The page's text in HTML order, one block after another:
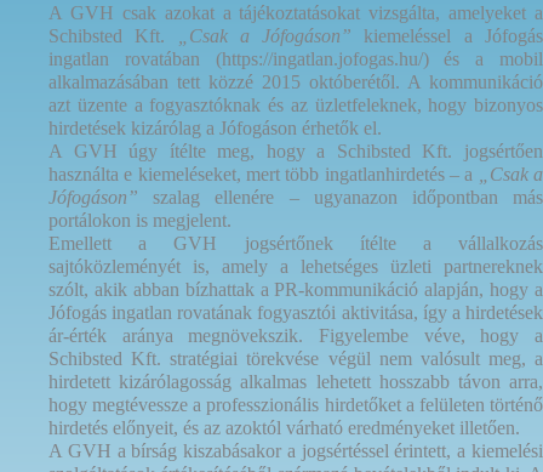
A GVH csak azokat a tájékoztatásokat vizsgálta, amelyeket a
Schibsted Kft. „Csak a Jófogáson” kiemeléssel a Jófogás
ingatlan rovatában (https://ingatlan.jofogas.hu/) és a mobil
alkalmazásában tett közzé 2015 októberétől. A kommunikáció
azt üzente a fogyasztóknak és az üzletfeleknek, hogy bizonyos
hirdetések kizárólag a Jófogáson érhetők el.
A GVH úgy ítélte meg, hogy a Schibsted Kft. jogsértően
használta e kiemeléseket, mert több ingatlanhirdetés – a
„Csak a
Jófogáson” szalag ellenére – ugyanazon időpontban más
portálokon is megjelent.
Emellett a GVH jogsértőnek ítélte a vállalkozás
sajtóközleményét is, amely a lehetséges üzleti partnereknek
szólt, akik abban bízhattak a PR-kommunikáció alapján, hogy a
Jófogás ingatlan rovatának fogyasztói aktivitása, így a hirdetések
ár-érték aránya megnövekszik. Figyelembe véve, hogy a
Schibsted Kft. stratégiai törekvése végül nem valósult meg, a
hirdetett kizárólagosság alkalmas lehetett hosszabb távon arra,
hogy megtévessze a professzionális hirdetőket a felületen történő
hirdetés előnyeit, és az azoktól várható eredményeket illetően.
A GVH a bírság kiszabásakor a jogsértéssel érintett, a kiemelési